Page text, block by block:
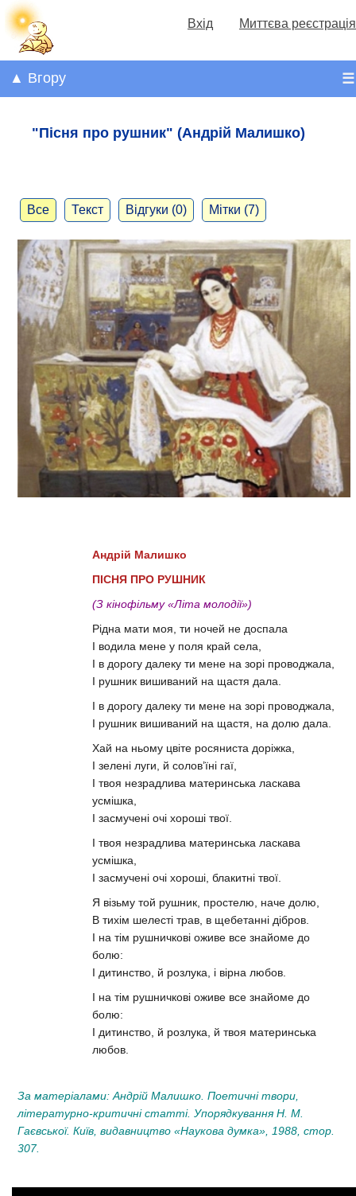
Вхід Миттєва реєстрація
☰
▲ Вгору
"Пісня про рушник" (Андрій Малишко)
Все Текст Відгуки (0) Мітки (7)
Андрій Малишко
ПІСНЯ ПРО РУШНИК
(З кінофільму «Літа молодії»)
Рідна мати моя, ти ночей не доспала
І водила мене у поля край села,
І в дорогу далеку ти мене на зорі проводжала,
І рушник вишиваний на щастя дала.
І в дорогу далеку ти мене на зорі проводжала,
І рушник вишиваний на щастя, на долю дала.
Хай на ньому цвіте росяниста доріжка,
І зелені луги, й солов’їні гаї,
І твоя незрадлива материнська ласкава
усмішка,
І засмучені очі хороші твої.
І твоя незрадлива материнська ласкава
усмішка,
І засмучені очі хороші, блакитні твої.
Я візьму той рушник, простелю, наче долю,
В тихім шелесті трав, в щебетанні дібров.
І на тім рушничкові оживе все знайоме до
болю:
І дитинство, й розлука, і вірна любов.
І на тім рушничкові оживе все знайоме до
болю:
І дитинство, й розлука, й твоя материнська
любов.
За матеріалами: Андрій Малишко. Поетичні твори,
літературно-критичні статті. Упорядкування Н. М.
Гаєвської. Київ, видавництво «Наукова думка», 1988, стор.
307.